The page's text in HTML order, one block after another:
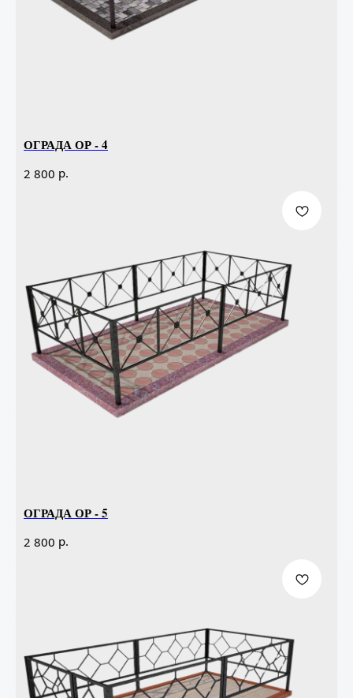
ОГРАДА ОР - 4
2 800 р.
ОГРАДА ОР - 5
2 800 р.